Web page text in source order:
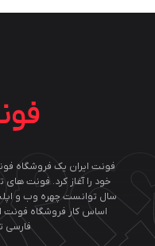
خود را آغاز کرد. فونت
سال توانست چهره وب و
اساس کار فروشگاه فونت
فارسی